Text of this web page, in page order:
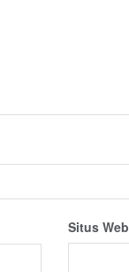
Situs Web